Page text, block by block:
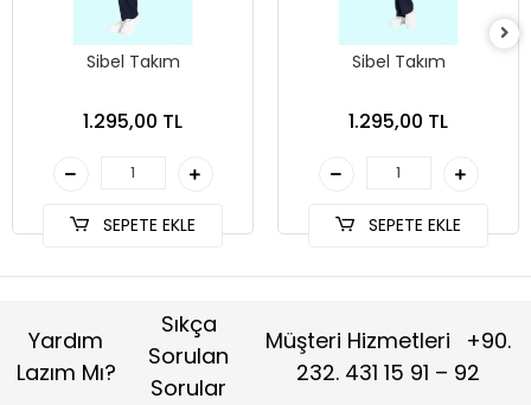
Sibel Takım
1.295,00 TL
SEPETE EKLE
Sibel Takım
1.295,00 TL
SEPETE EKLE
Yardım
Lazım Mı?
Sıkça
Sorulan
Sorular
Müşteri Hizmetleri
+90.
232. 431 15 91 – 92